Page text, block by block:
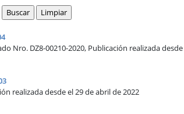
Nro. DZ8-00210-2020, Publicación realizada
realizada desde el 29 de abril de 2022